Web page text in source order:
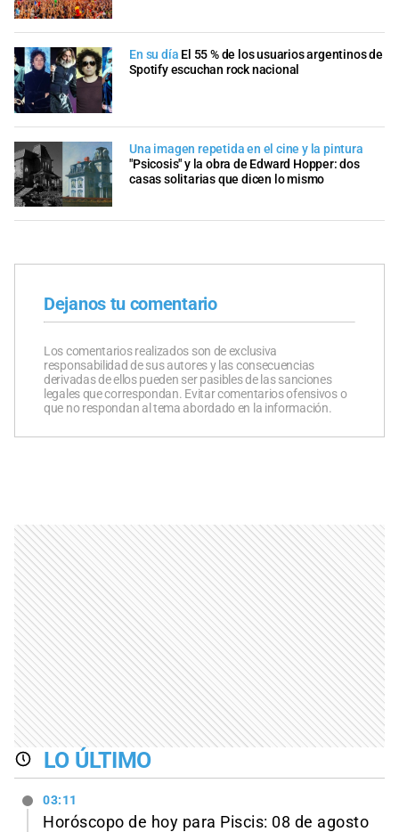
En su día El 55 % de los usuarios argentinos de
Spotify escuchan rock nacional
Una imagen repetida en el cine y la pintura
"Psicosis" y la obra de Edward Hopper: dos
casas solitarias que dicen lo mismo
Dejanos tu comentario
Los comentarios realizados son de exclusiva
responsabilidad de sus autores y las consecuencias
derivadas de ellos pueden ser pasibles de las sanciones
legales que correspondan. Evitar comentarios ofensivos o
que no respondan al tema abordado en la información.
LO ÚLTIMO
03:11
Horóscopo de hoy para Piscis: 08 de agosto